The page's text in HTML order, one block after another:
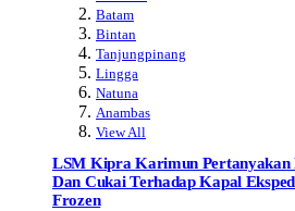
Batam
Bintan
Tanjungpinang
Lingga
Natuna
Anambas
View All
LSM Kipra Karimun Pertanyakan
Dan Cukai Terhadap Kapal
Frozen